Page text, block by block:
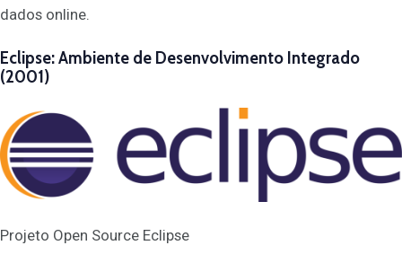
dados online.
Eclipse: Ambiente de Desenvolvimento Integrado
(2001)
Projeto Open Source Eclipse